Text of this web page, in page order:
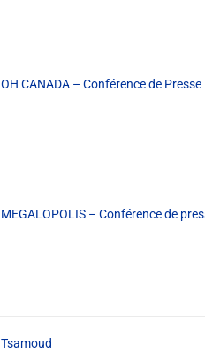
OH CANADA – Conférence de
MEGALOPOLIS – Conférence de
Tsamoud